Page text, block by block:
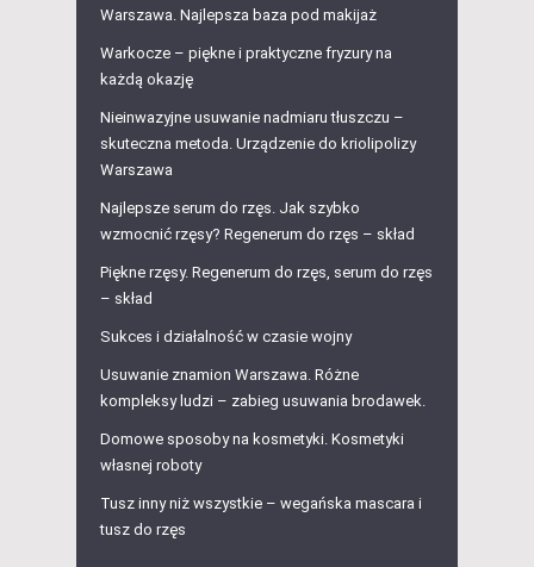
Warszawa. Najlepsza baza pod makijaż
Warkocze – piękne i praktyczne fryzury na
każdą okazję
Nieinwazyjne usuwanie nadmiaru tłuszczu –
skuteczna metoda. Urządzenie do kriolipolizy
Warszawa
Najlepsze serum do rzęs. Jak szybko
wzmocnić rzęsy? Regenerum do rzęs – skład
Piękne rzęsy. Regenerum do rzęs, serum do rzęs
– skład
Sukces i działalność w czasie wojny
Usuwanie znamion Warszawa. Różne
kompleksy ludzi – zabieg usuwania brodawek.
Domowe sposoby na kosmetyki. Kosmetyki
własnej roboty
Tusz inny niż wszystkie – wegańska mascara i
tusz do rzęs